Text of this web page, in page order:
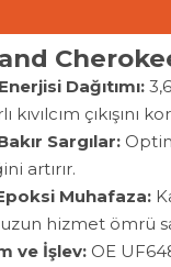
Dağıtımı:
çıkışını
Sargılar:
artırır.
Epoksi Muhafaza:
hizmet ömrü
ve İşlev: OE